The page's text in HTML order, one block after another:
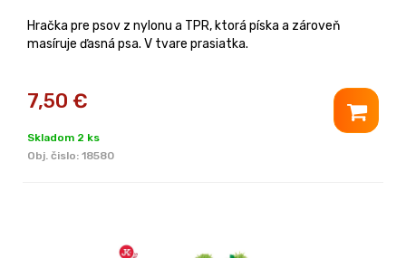
Hračka pre psov z nylonu a TPR, ktorá píska a zároveň
masíruje ďasná psa. V tvare prasiatka.
7,50 €
Skladom 2 ks
Obj. čislo: 18580